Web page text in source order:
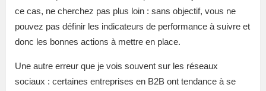
ce cas, ne cherchez pas plus loin : sans objectif, vous ne
pouvez pas définir les indicateurs de performance à suivre et
donc les bonnes actions à mettre en place.
Une autre erreur que je vois souvent sur les réseaux
sociaux : certaines entreprises en B2B ont tendance à se